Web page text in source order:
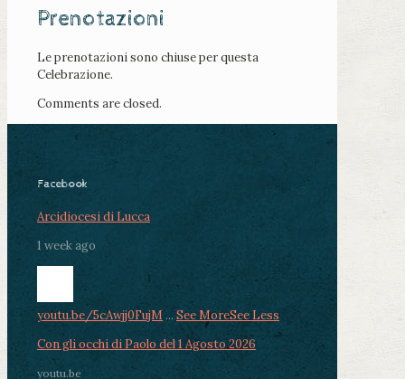
Prenotazioni
Le prenotazioni sono chiuse per questa
Celebrazione.
Comments are closed.
Facebook
Arcidiocesi di Lucca
1 week ago
youtu.be/5cAwjj0FujM ... See MoreSee Less
Con gli occhi di Paolo del 1 Agosto 2026
youtu.be